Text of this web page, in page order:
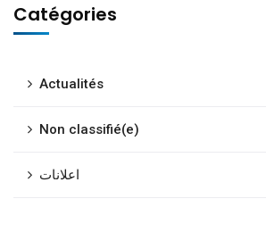
Catégories
Actualités
Non classifié(e)
اعلانات